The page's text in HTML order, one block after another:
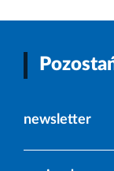
newsletter